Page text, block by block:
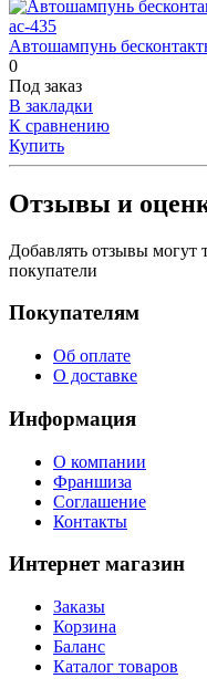
Автошампунь
0
Под заказ
В закладки
К сравнению
Купить
Отзывы и
Добавлять отзывы могут
покупатели
Покупателям
Об оплате
О доставке
Информация
О компании
Франшиза
Соглашение
Контакты
Интернет магазин
Заказы
Корзина
Баланс
Каталог товаров